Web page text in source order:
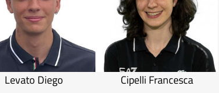
Levato Diego Cipelli Francesca